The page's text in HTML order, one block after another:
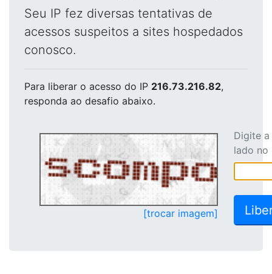
Seu IP fez diversas tentativas de
acessos suspeitos a sites hospedados
conosco.
Para liberar o acesso do IP 216.73.216.82,
responda ao desafio abaixo.
[trocar imagem]
Digite
lado no